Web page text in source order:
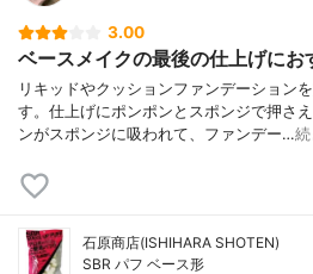
3.00
ベースメイクの最後の仕上げに
リキッドやクッションファンデーション
す。仕上げにポンポンとスポンジで押さ
ンがスポンジに吸われて、ファンデー…
石原商店(ISHIHARA SHOTEN)
SBR パフ ベース形